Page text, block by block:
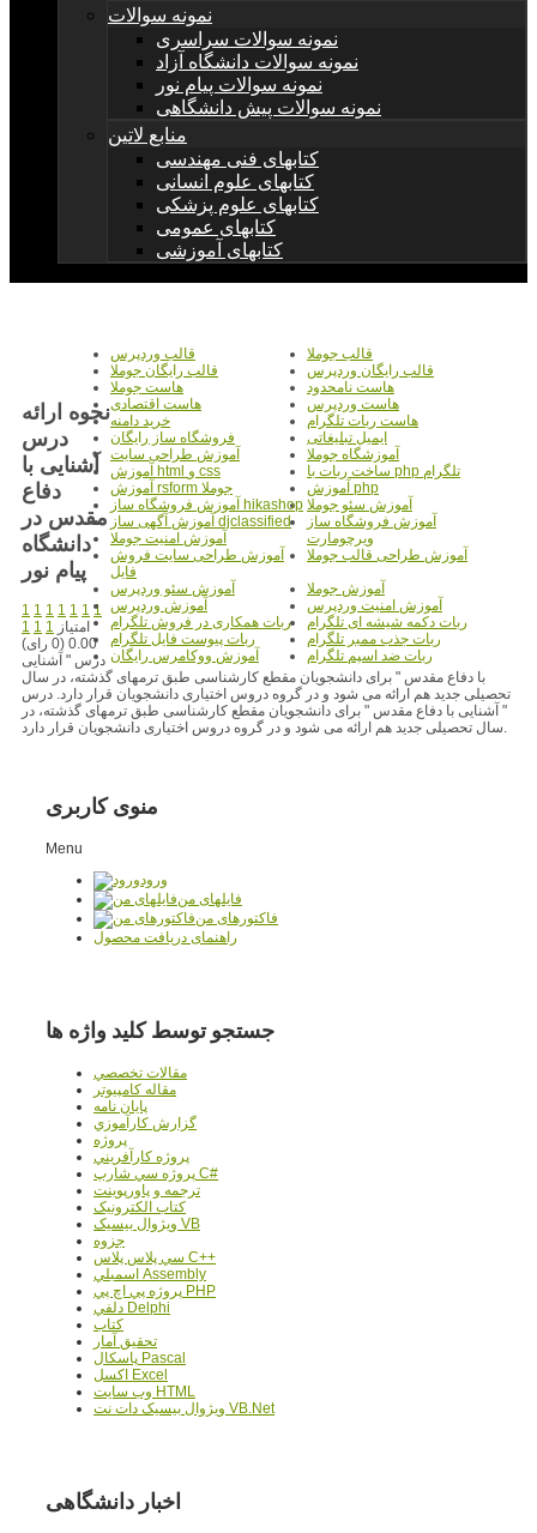
نمونه سوالات
نمونه سوالات سراسری
نمونه سوالات دانشگاه آزاد
نمونه سوالات پیام نور
نمونه سوالات پیش دانشگاهی
منابع لاتین
کتابهای فنی مهندسی
کتابهای علوم انسانی
کتابهای علوم پزشکی
کتابهای عمومی
کتابهای آموزشی
قالب جوملا
قالب وردپرس
قالب رایگان وردپرس
قالب رایگان جوملا
هاست نامحدود
هاست جوملا
هاست وردپرس
هاست اقتصادی
هاست ربات تلگرام
خرید دامنه
ایمیل تبلیغاتی
فروشگاه ساز رایگان
آموزشگاه جوملا
آموزش طراحی سایت
ساخت ربات با php تلگرام
آموزش html و css
آموزش php
آموزش rsform جوملا
آموزش سئو جوملا آموزش فروشگاه ساز hikashop
آموزش فروشگاه ساز
ویرچومارت
آموزش آگهی ساز djclassified
آموزش امنیت جوملا
آموزش طراحی قالب جوملا
آموزش طراحی سایت فروش
فایل
آموزش جوملا
آموزش سئو وردپرس
آموزش امنیت وردپرس
آموزش وردپرس
ربات دکمه شیشه ای تلگرام
ربات همکاری در فروش تلگرام
ربات جذب ممبر تلگرام
ربات پیوست فایل تلگرام
ربات ضد اسپم تلگرام
آموزش ووکامرس رایگان
نحوه ارائه
درس
آشنایی با
دفاع
مقدس در
دانشگاه
پیام نور
1 1 1 1 1 1 1
1 1 1 امتیاز
0.00 (0 رای)
درس " آشنایی
با دفاع مقدس " برای دانشجویان مقطع کارشناسی طبق ترمهای گذشته، در سال
تحصیلی جدید هم ارائه می شود و در گروه دروس اختیاری دانشجویان قرار دارد. درس
" آشنایی با دفاع مقدس " برای دانشجویان مقطع کارشناسی طبق ترمهای گذشته، در
سال تحصیلی جدید هم ارائه می شود و در گروه دروس اختیاری دانشجویان قرار دارد.
منوی کاربری
Menu
ورود
فایلهای من
فاکتورهای من
راهنمای دریافت محصول
جستجو توسط کلید واژه ها
مقالات تخصصي
مقاله کامپیوتر
پایان نامه
گزارش کارآموزي
پروژه
پروژه کارآفريني
پروژه سي شارپ C#
ترجمه و پاورپوينت
کتاب الکترونيک
ويژوال بيسيک VB
جزوه
سي پلاس پلاس C++
اسمبلي Assembly
پروژه پي اچ پي PHP
دلفي Delphi
کتاب
تحقيق آمار
پاسکال Pascal
اکسل Excel
وب سايت HTML
ويژوال بيسيک دات نت VB.Net
اخبار دانشگاهی